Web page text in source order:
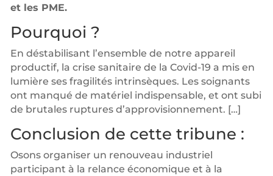
et les PME.
Pourquoi ?
En déstabilisant l’ensemble de notre appareil
productif, la crise sanitaire de la Covid-19 a mis en
lumière ses fragilités intrinsèques. Les soignants
ont manqué de matériel indispensable, et ont subi
de brutales ruptures d’approvisionnement. […]
Conclusion de cette tribune :
Osons organiser un renouveau industriel
participant à la relance économique et à la